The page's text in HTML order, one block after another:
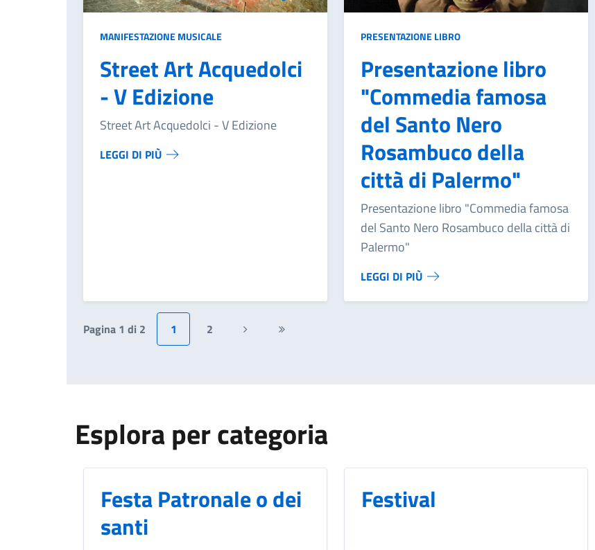
MANIFESTAZIONE MUSICALE
Street Art Acquedolci
- V Edizione
Street Art Acquedolci - V Edizione
LEGGI DI PIÙ
PRESENTAZIONE LIBRO
Presentazione libro
"Commedia famosa
del Santo Nero
Rosambuco della
città di Palermo"
Presentazione libro "Commedia famosa
del Santo Nero Rosambuco della città di
Palermo"
LEGGI DI PIÙ
Pagina 1 di 2 1 2
Pagina
Ultima
Esplora per categoria
Festa Patronale o dei
santi
Festival